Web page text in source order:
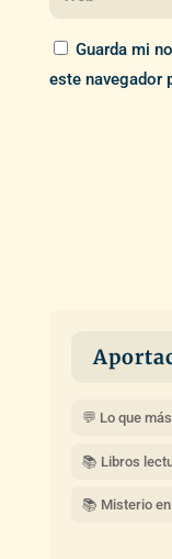
Guarda mi
este navegador
💬 Lo que
📚 Libros
📚 Misterio